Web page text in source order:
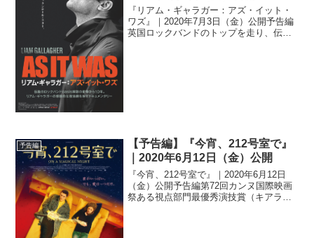
『リアム・ギャラガー：アズ・イット・
ワズ』｜2020年7月3日（金）公開予告編
英国ロックバンドのトップを走り、伝説
予告編
【予告編】『今宵、212号室で』
｜2020年6月12日（金）公開
『今宵、212号室で』｜2020年6月12日
（金）公開予告編第72回カンヌ国際映画
祭ある視点部門最優秀演技賞（キアラ・